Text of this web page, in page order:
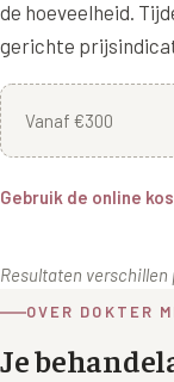
de hoeveelheid.
gerichte
Vanaf €300
Gebruik de online
Resultaten
OVER DOKTER
Je